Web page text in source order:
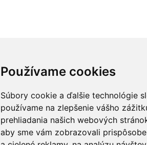
Používame cookies
Súbory cookie a ďalšie technológie
používame na zlepšenie vášho
prehliadania našich webových
aby sme vám zobrazovali